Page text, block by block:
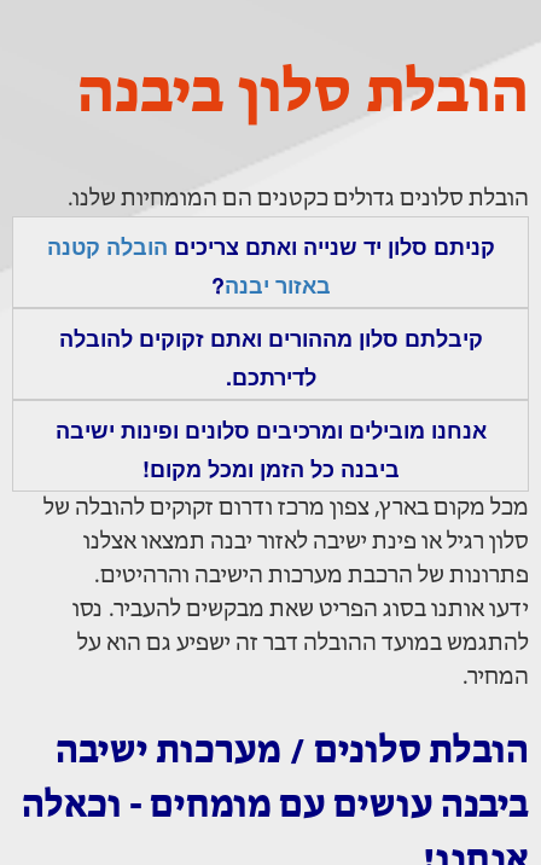
הובלת סלון ביבנה
הובלת סלונים גדולים כקטנים הם המומחיות שלנו.
קניתם סלון יד שנייה ואתם צריכים הובלה קטנה
באזור יבנה?
קיבלתם סלון מההורים ואתם זקוקים להובלה
לדירתכם.
אנחנו מובילים ומרכיבים סלונים ופינות ישיבה
ביבנה כל הזמן ומכל מקום!
מכל מקום בארץ, צפון מרכז ודרום זקוקים להובלה של
סלון רגיל או פינת ישיבה לאזור יבנה תמצאו אצלנו
פתרונות של הרכבת מערכות הישיבה והרהיטים.
ידעו אותנו בסוג הפריט שאת מבקשים להעביר. נסו
להתגמש במועד ההובלה דבר זה ישפיע גם הוא על
המחיר.
הובלת סלונים / מערכות ישיבה
ביבנה עושים עם מומחים - וכאלה